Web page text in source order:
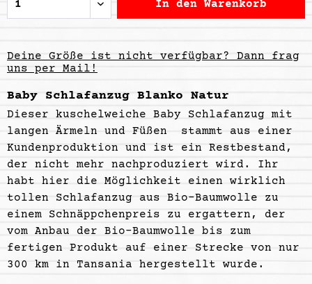
In den Warenkorb
Deine Größe ist nicht verfügbar? Dann frag
uns per Mail!
Baby Schlafanzug Blanko Natur
Dieser kuschelweiche Baby Schlafanzug mit
langen Ärmeln und Füßen stammt aus einer
Kundenproduktion und ist ein Restbestand,
der nicht mehr nachproduziert wird. Ihr
habt hier die Möglichkeit einen wirklich
tollen Schlafanzug aus Bio-Baumwolle zu
einem Schnäppchenpreis zu ergattern, der
vom Anbau der Bio-Baumwolle bis zum
fertigen Produkt auf einer Strecke von nur
300 km in Tansania hergestellt wurde.